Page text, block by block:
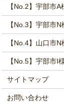
【No.2】宇部市A
【No.3】宇部市N
【No.4】山口市N
【No.5】宇部市I
サイトマップ
お問い合わせ